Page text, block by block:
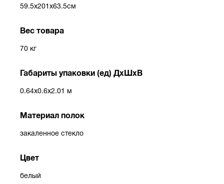
59.5x201x63.5см
Вес товара
70 кг
Габариты упаковки (ед) ДхШхВ
0.64x0.6x2.01 м
Материал полок
закаленное стекло
Цвет
белый